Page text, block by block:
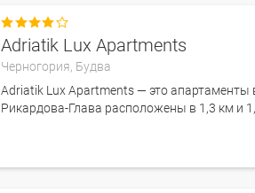

Adriatik Lux Apartments
Черногория, Будва
Adriatik Lux Apartments — это
Рикардова-Глава расположены в 1,3 км и